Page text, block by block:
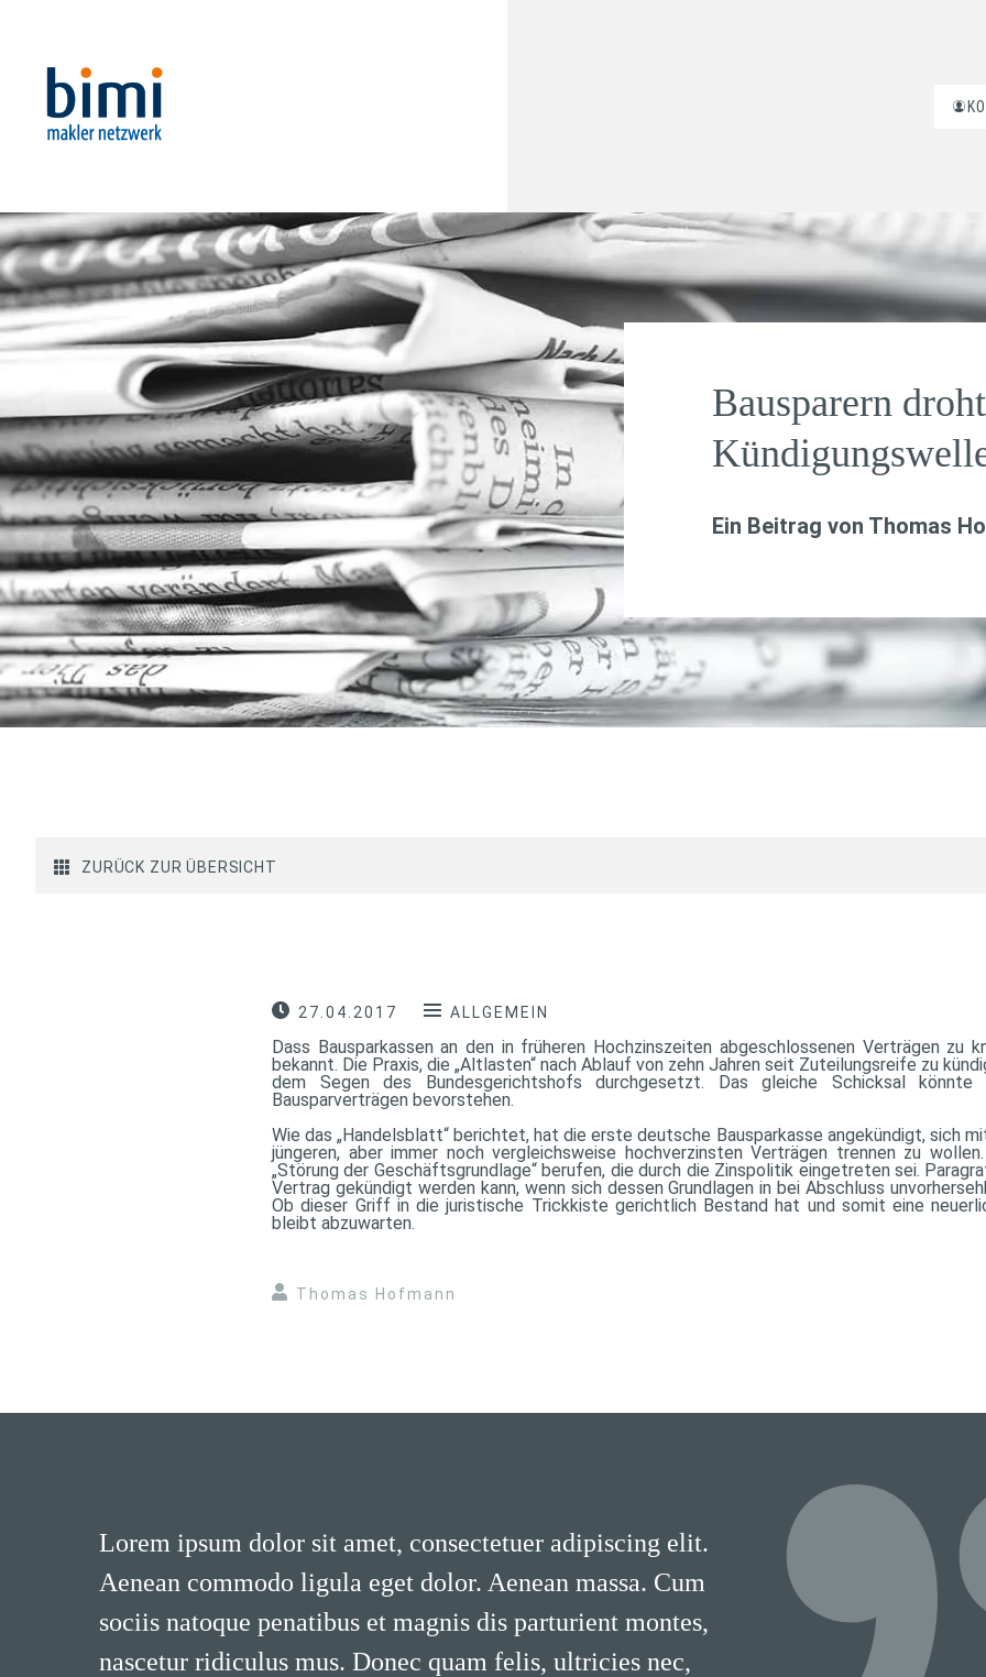
Bausparern
Ein Beitrag von Thomas
ZURÜCK ZUR ÜBERSICHT
27.04.2017 ALLGEMEIN
Dass Bausparkassen an den in früheren Hochzinszeiten abgeschlossenen Verträgen zu
bekannt. Die Praxis, die „Altlasten“ nach Ablauf von zehn Jahren seit Zuteilungsreife zu
dem Segen des Bundesgerichtshofs durchgesetzt. Das gleiche Schicksal könnte
Bausparverträgen bevorstehen.
Wie das „Handelsblatt“ berichtet, hat die erste deutsche Bausparkasse angekündigt, sich
jüngeren, aber immer noch vergleichsweise hochverzinsten Verträgen trennen zu
„Störung der Geschäftsgrundlage“ berufen, die durch die Zinspolitik eingetreten sei.
Vertrag gekündigt werden kann, wenn sich dessen Grundlagen in bei Abschluss
Ob dieser Griff in die juristische Trickkiste gerichtlich Bestand hat und somit eine
bleibt abzuwarten.
Thomas Hofmann
Lorem ipsum dolor sit amet, consectetuer adipiscing elit.
Aenean commodo ligula eget dolor. Aenean massa. Cum
sociis natoque penatibus et magnis dis parturient montes,
nascetur ridiculus mus. Donec quam felis, ultricies nec,